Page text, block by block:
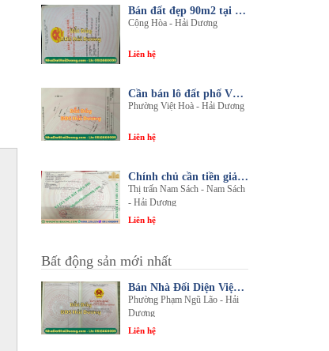
Bán đất đẹp 90m2 tại thôn An Điền, xã Cộng Hòa, huyện Nam Sách, tỉnh Hải Dương
Cộng Hòa - Hải Dương
Liên hệ
Cần bán lô đất phố Văn, phường Việt Hòa, thành phố Hải Dương
Phường Việt Hoà - Hải Dương
Liên hệ
Chính chủ cần tiền giải quyết công việc bán gấp 1 trong 3 lô đất sổ đỏ chính chủ
Thị trấn Nam Sách - Nam Sách
- Hải Dương
Liên hệ
Bất động sản mới nhất
Bán Nhà Đối Diện Viện Đa Khoa Hải Dương - Nội Thất Sang Trọng, Tiện Nghi
Phường Phạm Ngũ Lão - Hải
Dương
Liên hệ